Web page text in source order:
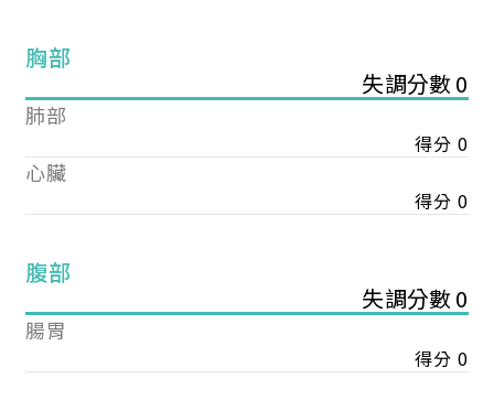
胸部
失調分數 0
肺部
得分 0
心臟
得分 0
腹部
失調分數 0
腸胃
得分 0